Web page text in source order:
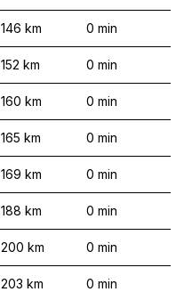
146 km 0 min
152 km 0 min
160 km 0 min
165 km 0 min
169 km 0 min
188 km 0 min
200 km 0 min
203 km 0 min